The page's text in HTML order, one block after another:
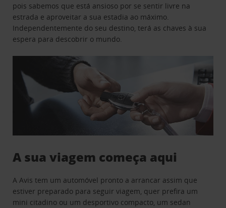
pois sabemos que está ansioso por se sentir livre na
estrada e aproveitar a sua estadia ao máximo.
Independentemente do seu destino, terá as chaves à sua
espera para descobrir o mundo.
A sua viagem começa aqui
A Avis tem um automóvel pronto a arrancar assim que
estiver preparado para seguir viagem, quer prefira um
mini citadino ou um desportivo compacto, um sedan